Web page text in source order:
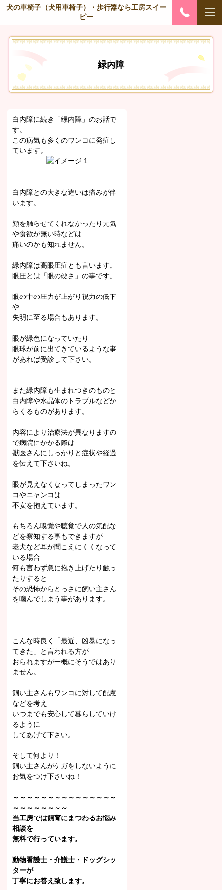
犬の車椅子（犬用車椅子）・歩行器なら工房スイー
ピー
緑内障
白内障に続き「緑内障」のお話で
す。
この病気も多くのワンコに発症し
ています。
白内障との大きな違いは痛みが伴
います。
顔を触らせてくれなかったり元気
や食欲が無い時などは
痛いのかも知れません。
緑内障は高眼圧症とも言います。
眼圧とは「眼の硬さ」の事です。
眼の中の圧力が上がり視力の低下
や
失明に至る場合もあります。
眼が緑色になっていたり
眼球が前に出てきているような事
があれば受診して下さい。
また緑内障も生まれつきのものと
白内障や水晶体のトラブルなどか
らくるものがあります。
内容により治療法が異なりますの
で病院にかかる際は
獣医さんにしっかりと症状や経過
を伝えて下さいね。
眼が見えなくなってしまったワン
コやニャンコは
不安を抱えています。
もちろん嗅覚や聴覚で人の気配な
どを察知する事もできますが
老犬など耳が聞こえにくくなって
いる場合
何も言わず急に抱き上げたり触っ
たりすると
その恐怖からとっさに飼い主さん
を噛んでしまう事があります。
こんな時良く「最近、凶暴になっ
てきた」と言われる方が
おられますが一概にそうではあり
ません。
飼い主さんもワンコに対して配慮
などを考え
いつまでも安心して暮らしていけ
るように
してあげて下さい。
そして何より！
飼い主さんがケガをしないように
お気をつけ下さいね！
～～～～～～～～～～～～～～～
～～～～～～～～
当工房では飼育にまつわるお悩み
相談を
無料で行っています。
動物看護士・介護士・ドッグシッ
ターが
丁寧にお答え致します。